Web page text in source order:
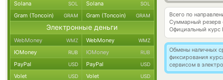
Всего по
Суммарный резерв
Официальный курс
Обмены наличных
фиксирования
сервисом в
Solana SOL Solana SOL
Gram (Toncoin) GRAM Gram (Toncoin) GRAM
Электронные деньги
WebMoney WMZ WebMoney WMZ
ЮMoney RUB ЮMoney RUB
PayPal USD PayPal USD
Volet USD Volet USD